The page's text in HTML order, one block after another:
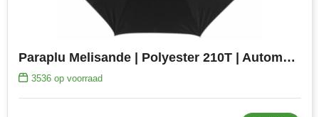
Paraplu Melisande | Polyester 210T | Automatisch | 23 inch
3536op voorraad